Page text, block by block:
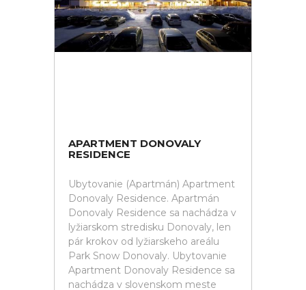
APARTMENT DONOVALY
RESIDENCE
Ubytovanie (Apartmán) Apartment
Donovaly Residence. Apartmán
Donovaly Residence sa nachádza v
lyžiarskom stredisku Donovaly, len
pár krokov od lyžiarskeho areálu
Park Snow Donovaly. Ubytovanie
Apartment Donovaly Residence sa
nachádza v slovenskom meste